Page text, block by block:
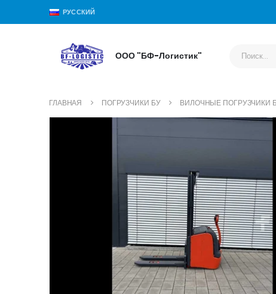
РУССКИЙ
ООО "БФ-Логистик"
ГЛАВНАЯ ПОГРУЗЧИКИ БУ ВИЛОЧНЫЕ ПОГРУЗЧИКИ